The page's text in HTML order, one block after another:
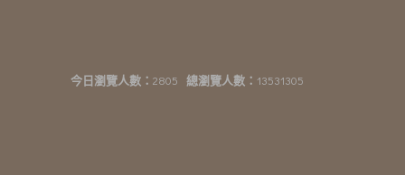
今日瀏覽人數： 2805 總瀏覽人數： 13531305